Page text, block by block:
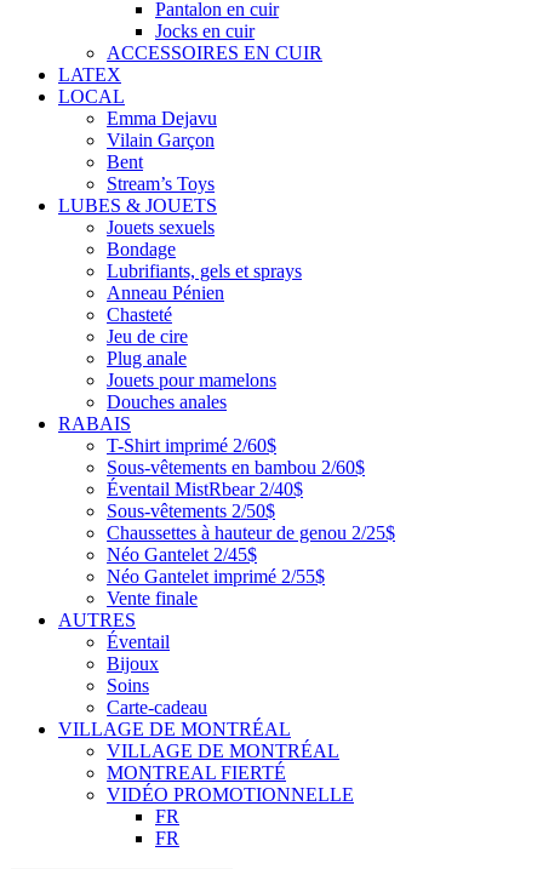
Pantalon en cuir
Jocks en cuir
ACCESSOIRES EN CUIR
LATEX
LOCAL
Emma Dejavu
Vilain Garçon
Bent
Stream’s Toys
LUBES & JOUETS
Jouets sexuels
Bondage
Lubrifiants, gels et sprays
Anneau Pénien
Chasteté
Jeu de cire
Plug anale
Jouets pour mamelons
Douches anales
RABAIS
T-Shirt imprimé 2/60$
Sous-vêtements en bambou 2/60$
Éventail MistRbear 2/40$
Sous-vêtements 2/50$
Chaussettes à hauteur de genou 2/25$
Néo Gantelet 2/45$
Néo Gantelet imprimé 2/55$
Vente finale
AUTRES
Éventail
Bijoux
Soins
Carte-cadeau
VILLAGE DE MONTRÉAL
VILLAGE DE MONTRÉAL
MONTREAL FIERTÉ
VIDÉO PROMOTIONNELLE
FR
FR